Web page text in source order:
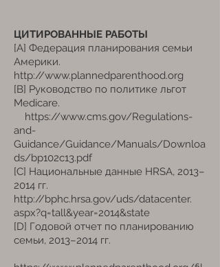
ЦИТИРОВАННЫЕ РАБОТЫ
[A] Федерация планирования семьи
Америки.
http://www.plannedparenthood.org
[B] Руководство по политике льгот
Medicare.
https://www.cms.gov/Regulations-
and-
Guidance/Guidance/Manuals/Downloa
ds/bp102c13.pdf
[C] Национальные данные HRSA, 2013–
2014 гг.
http://bphc.hrsa.gov/uds/datacenter.
aspx?q=tall&year=2014&state
[D] Годовой отчет по планированию
семьи, 2013–2014 гг.